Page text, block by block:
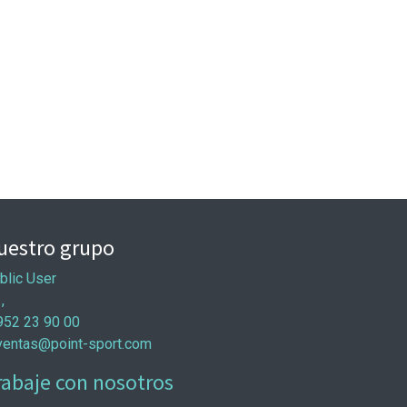
grupo
User
23 90 00
sport.com
con nosotros